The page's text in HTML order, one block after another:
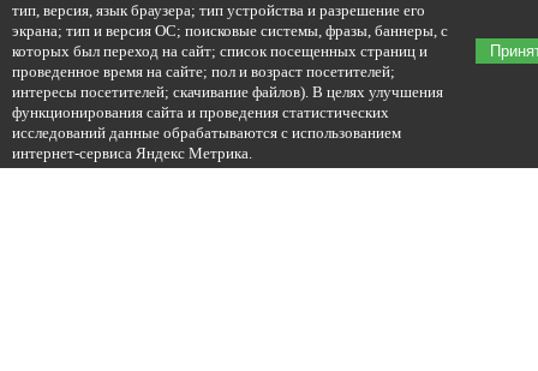
тип, версия, язык браузера; тип устройства и разрешение его
экрана; тип и версия ОС; поисковые системы, фразы, баннеры, с
которых был переход на сайт; список посещенных страниц и
проведенное время на сайте; пол и возраст посетителей;
интересы посетителей; скачивание файлов). В целях улучшения
функционирования сайта и проведения статистических
исследований данные обрабатываются с использованием
интернет-сервиса Яндекс Метрика.